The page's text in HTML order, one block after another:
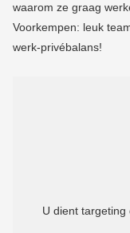
waarom ze graag
Voorkempen: leuk
werk-privébalans!